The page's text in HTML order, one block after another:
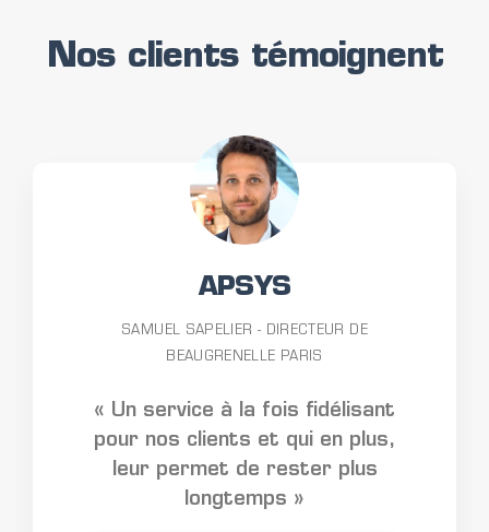
Nos clients témoignent
APSYS
SAMUEL SAPELIER - DIRECTEUR DE
BEAUGRENELLE PARIS
« Un service à la fois fidélisant
pour nos clients et qui en plus,
leur permet de rester plus
longtemps »